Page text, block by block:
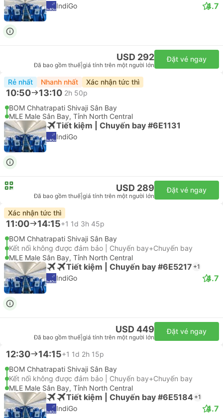
IndiGo 4.7
USD 292
Đã bao gồm thuế giá tính trên một người lớn
Đặt vé ngay
Rẻ nhất Nhanh nhất Xác nhận tức thì
10:50 13:10 2h 50p
BOM Chhatrapati Shivaji Sân Bay
MLE Male Sân Bay, Tỉnh North Central
Tiết kiệm | Chuyến bay #6E1131
IndiGo
USD 289
Đã bao gồm thuế giá tính trên một người lớn
Đặt vé ngay
Xác nhận tức thì
11:00 14:15+1 1d 3h 45p
BOM Chhatrapati Shivaji Sân Bay
Kết nối không được đảm bảo | Chuyến bay+Chuyến bay
MLE Male Sân Bay, Tỉnh North Central
Tiết kiệm | Chuyến bay #6E5217 +1
IndiGo 4.7
USD 449
Đã bao gồm thuế giá tính trên một người lớn
Đặt vé ngay
12:30 14:15+1 1d 2h 15p
BOM Chhatrapati Shivaji Sân Bay
Kết nối không được đảm bảo | Chuyến bay+Chuyến bay
MLE Male Sân Bay, Tỉnh North Central
Tiết kiệm | Chuyến bay #6E5184 +1
IndiGo 4.7